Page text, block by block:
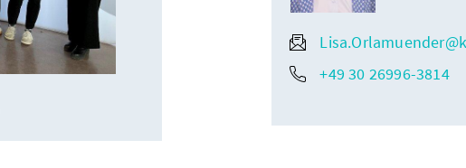
+49 30 26996-3814